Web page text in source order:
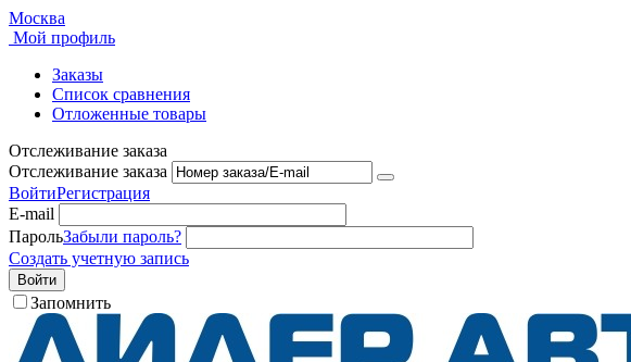
Москва
Мой профиль
Заказы
Список сравнения
Отложенные товары
Отслеживание заказа
Отслеживание заказа
ВойтиРегистрация
E-mail
ПарольЗабыли пароль?
Создать учетную запись
Войти
Запомнить